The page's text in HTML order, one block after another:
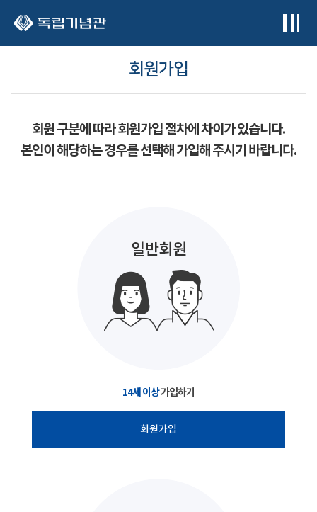
회원가입
회원 구분에 따라 회원가입 절차에 차이가 있습니다.
본인이 해당하는 경우를 선택해 가입해 주시기 바랍니다.
14세 이상가입하기
회원가입